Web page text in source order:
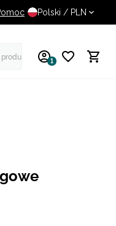
UWAGA NA FAŁSZYWE
Polski / PLN
1